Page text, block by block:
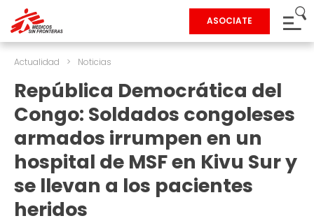
ASOCIATE
Actualidad > Noticias
República Democrática del
Congo: Soldados congoleses
armados irrumpen en un
hospital de MSF en Kivu Sur y
se llevan a los pacientes
heridos